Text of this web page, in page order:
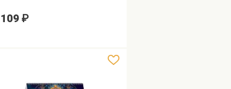
109 ₽